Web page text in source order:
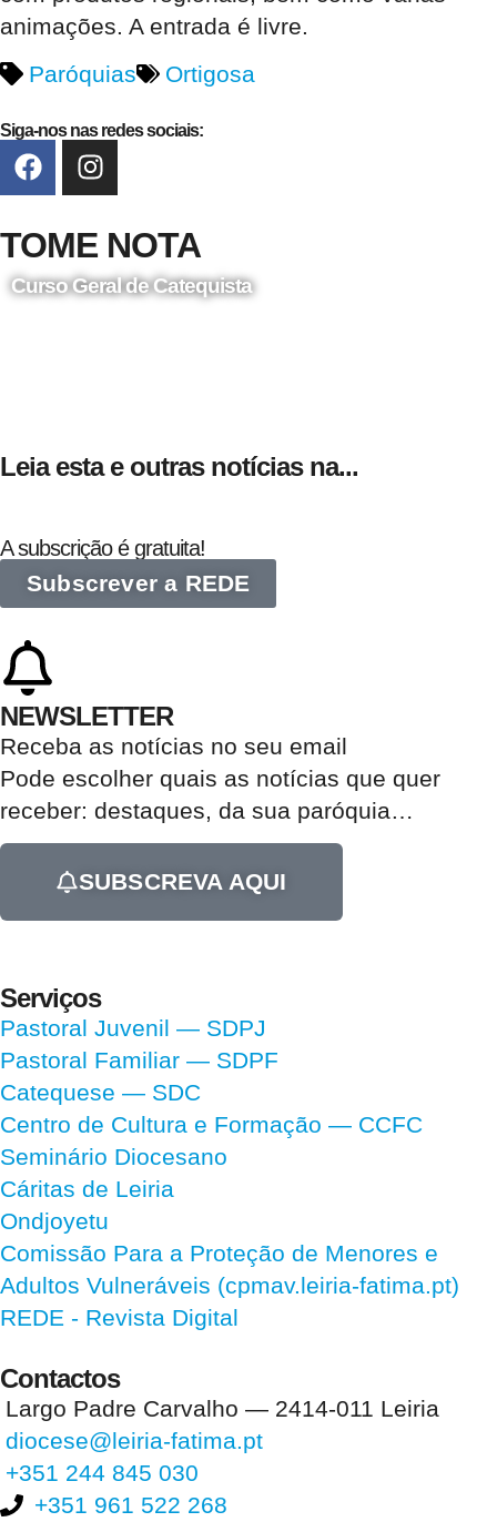
animações. A entrada é livre.
Paróquias
Ortigosa
Siga-nos nas redes sociais:
TOME NOTA
Curso Geral de Catequista
Leia esta e outras notícias na...
A subscrição é gratuita!
Subscrever a REDE
NEWSLETTER
Receba as notícias no seu email​
Pode escolher quais as notícias que quer
receber: destaques, da sua paróquia…
SUBSCREVA AQUI
Serviços
Pastoral Juvenil — SDPJ
Pastoral Familiar — SDPF
Catequese — SDC
Centro de Cultura e Formação — CCFC
Seminário Diocesano
Cáritas de Leiria
Ondjoyetu
Comissão Para a Proteção de Menores e
Adultos Vulneráveis (cpmav.leiria-fatima.pt)
REDE - Revista Digital
Contactos
Largo Padre Carvalho — 2414-011 Leiria
diocese@leiria-fatima.pt
+351 244 845 030
+351 961 522 268